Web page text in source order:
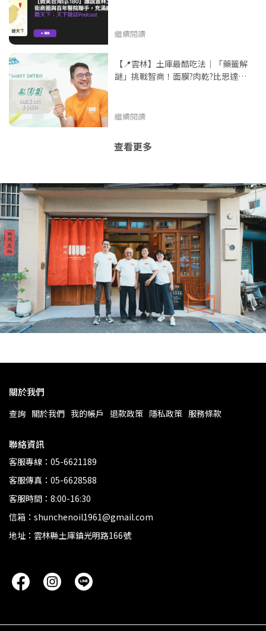
繼續閱讀
【📍雲林】土庫最酷吃法｜「藥籤解
謎」挑戰智商！面膜?肉乾?比思達臉
道？《GoGoTaiwan》20260517 完
繼續閱讀
查看更多
關於我們
查詢 關於我們 我的帳戶 退款政策 隱私政策 服務條款
聯絡資訊
客服專線：05-6621189
客服傳真：05-6628588
客服時間：8:00-16:30
信箱：shunchenoil1961@gmail.com
地址：雲林縣土庫鎮光明路166號